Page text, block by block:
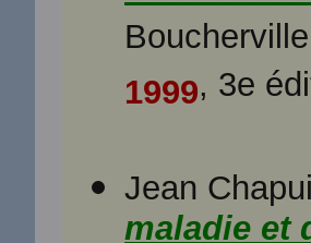
1999, 3e
Jean
maladie et